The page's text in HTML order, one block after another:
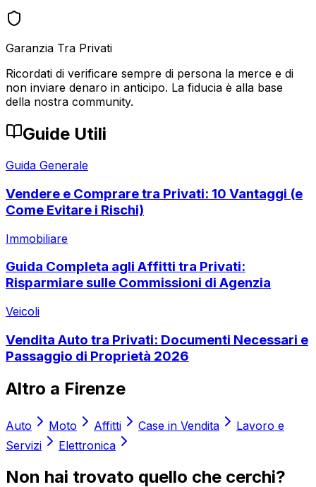
Garanzia Tra Privati
Ricordati di verificare sempre di persona la merce e di
non inviare denaro in anticipo. La fiducia è alla base
della nostra community.
Guide Utili
Guida Generale
Vendere e Comprare tra Privati: 10 Vantaggi (e
Come Evitare i Rischi)
Immobiliare
Guida Completa agli Affitti tra Privati:
Risparmiare sulle Commissioni di Agenzia
Veicoli
Vendita Auto tra Privati: Documenti Necessari e
Passaggio di Proprietà 2026
Altro a Firenze
Auto Moto Affitti Case in Vendita
Lavoro e
Servizi
Elettronica
Non hai trovato quello che cerchi?